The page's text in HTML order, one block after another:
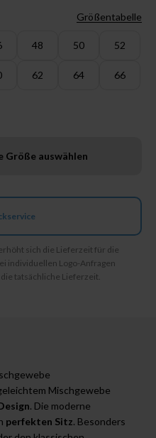
Größentabelle
48 50 52
62 64 66
Größe auswählen
sich die Lieferzeit für die
individuellen Logo-Anfragen
tatsächliche Lieferzeit.
Mischgewebe
. Die moderne
perfekten Sitz. Besonders